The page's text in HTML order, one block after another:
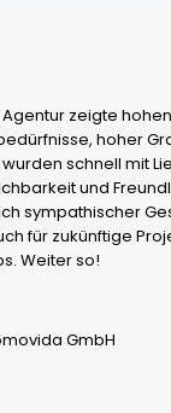
zeigte
hoher
schnell mit
und
sympathischer
für zukünftige
Weiter so!
GmbH